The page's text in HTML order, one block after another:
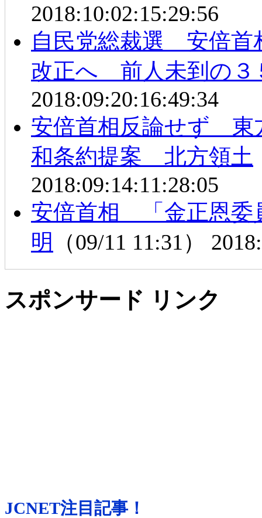
2018:10:02:15:29:56
自民党総裁選 安倍
改正へ 前人未到の３
2018:09:20:16:49:34
安倍首相反論せず 東
和条約提案 北方領土
2018:09:14:11:28:05
安倍首相 「金正恩委
明
（09/11 11:31）
スポンサード リンク
JCNET注目記事！